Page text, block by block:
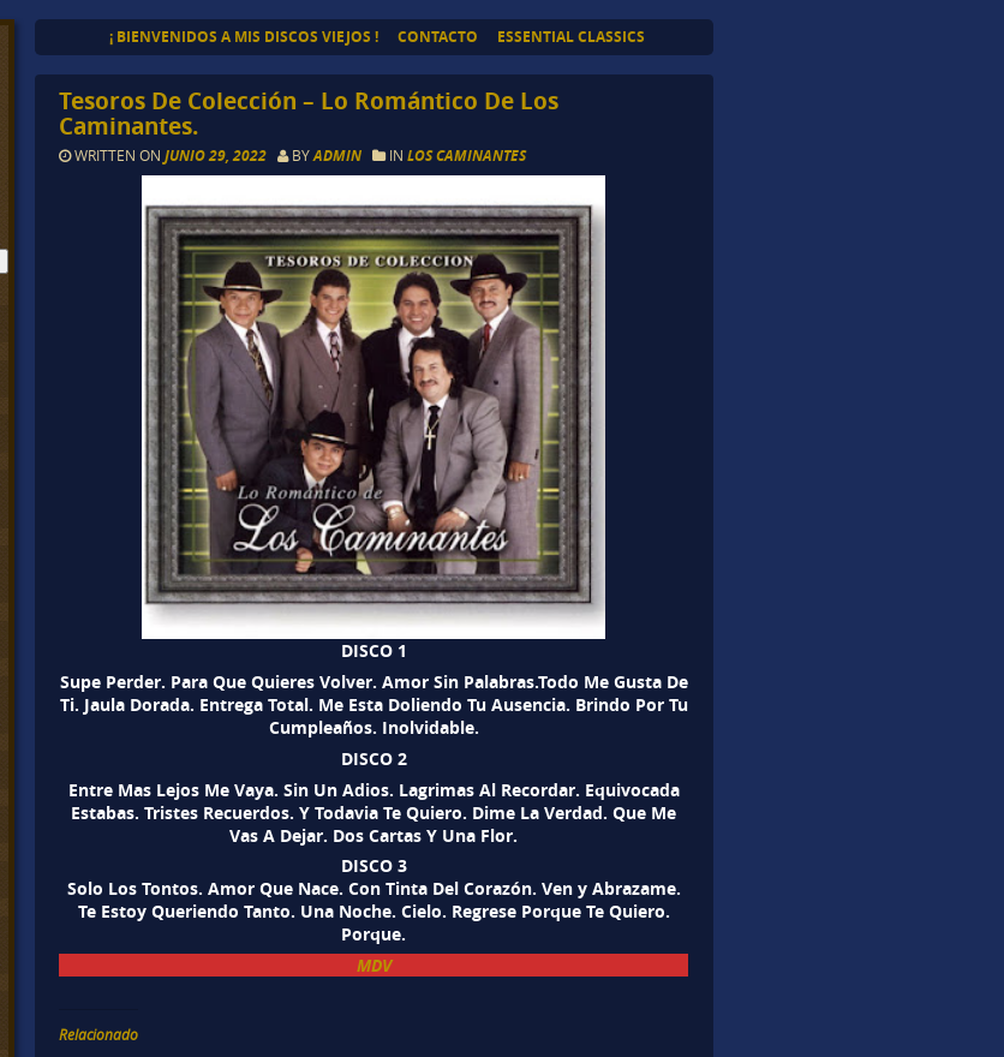
¡ BIENVENIDOS A MIS DISCOS VIEJOS ! CONTACTO ESSENTIAL CLASSICS
Tesoros De Colección – Lo Romántico De Los
Caminantes.
WRITTEN ONJUNIO 29, 2022 BYADMIN INLOS CAMINANTES
DISCO 1
Supe Perder. Para Que Quieres Volver. Amor Sin Palabras.Todo Me Gusta De
Ti. Jaula Dorada. Entrega Total. Me Esta Doliendo Tu Ausencia. Brindo Por Tu
Cumpleaños. Inolvidable.
DISCO 2
Entre Mas Lejos Me Vaya. Sin Un Adios. Lagrimas Al Recordar. Equivocada
Estabas. Tristes Recuerdos. Y Todavia Te Quiero. Dime La Verdad. Que Me
Vas A Dejar. Dos Cartas Y Una Flor.
DISCO 3
Solo Los Tontos. Amor Que Nace. Con Tinta Del Corazón. Ven y Abrazame.
Te Estoy Queriendo Tanto. Una Noche. Cielo. Regrese Porque Te Quiero.
Porque.
MDV
Relacionado